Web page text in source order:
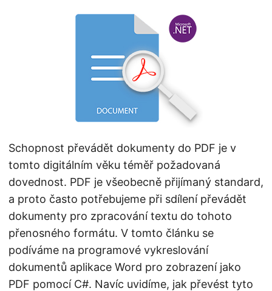
Schopnost převádět dokumenty do PDF je v
tomto digitálním věku téměř požadovaná
dovednost. PDF je všeobecně přijímaný standard,
a proto často potřebujeme při sdílení převádět
dokumenty pro zpracování textu do tohoto
přenosného formátu. V tomto článku se
podíváme na programové vykreslování
dokumentů aplikace Word pro zobrazení jako
PDF pomocí C#. Navíc uvidíme, jak převést tyto